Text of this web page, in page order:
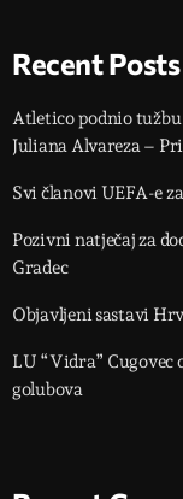
Recent Posts
Atletico podnio
Juliana Alvareza –
Svi članovi UEFA-e
Pozivni natječaj za
Gradec
Objavljeni sastavi
LU “Vidra”
golubova